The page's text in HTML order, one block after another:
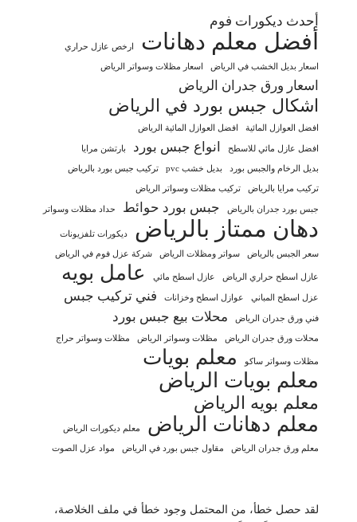
أحدث ديكورات فوم
أفضل معلم دهانات ارخص عازل حراري
اسعار بديل الخشب في الرياض اسعار مظلات وسواتر الرياض
اسعار ورق جدران الرياض
اشكال جبس بورد في الرياض
افضل العوازل المائية افضل العوازل المائية الرياض
افضل عازل مائي للاسطح انواع جبس بورد بارتشن مرايا
بديل الرخام والجبس بورد بديل خشب pvc تركيب جبس بورد بالرياض
تركيب مرايا بالرياض تركيب مظلات وسواتر الرياض
جبس بورد جدران بالرياض جبس بورد حوائط حداد مظلات وسواتر
دهان ممتاز بالرياض ديكورات تلفزيونات
سعر الجبس بالرياض سواتر ومظلات الرياض شركة عزل فوم في الرياض
عازل اسطح حراري الرياض عازل اسطح مائي عامل بويه
عزل اسطح المباني عوازل اسطح وخزانات فني تركيب جبس
فني ورق جدران الرياض محلات بيع جبس بورد
محلات ورق جدران الرياض مظلات وسواتر الرياض مظلات وسواتر حراج
مظلات وسواتر ساكو
معلم بويات
معلم بويات الرياض
معلم بويه الرياض
معلم دهانات الرياض معلم ديكورات الرياض
معلم ورق جدران الرياض مقاول جبس بورد في الرياض مواد عزل الصوت
لقد حصل خطأ، من المحتمل وجود خطأ في ملف الخلاصة،